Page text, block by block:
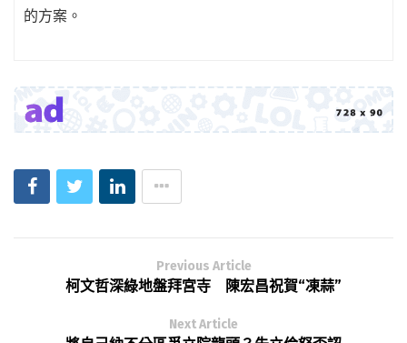
的方案。
Previous Article
柯文哲深綠地盤拜宮寺 陳宏昌祝賀“凍蒜”
Next Article